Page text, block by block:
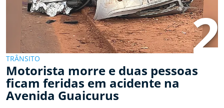
2
TRÂNSITO
Motorista morre e duas pessoas
ficam feridas em acidente na
Avenida Guaicurus